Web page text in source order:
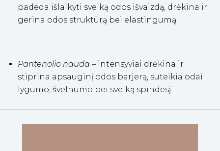
padeda išlaikyti sveiką odos išvaizdą, drėkina ir
gerina odos struktūrą bei elastingumą.
Pantenolio nauda – intensyviai drėkina ir
stiprina apsauginį odos barjerą, suteikia odai
lygumo, švelnumo bei sveiką spindesį.